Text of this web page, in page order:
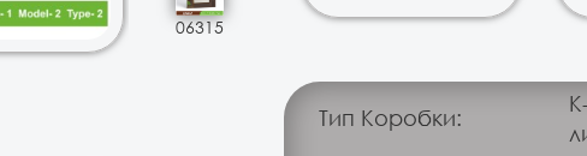
06315
Тип Коробки: